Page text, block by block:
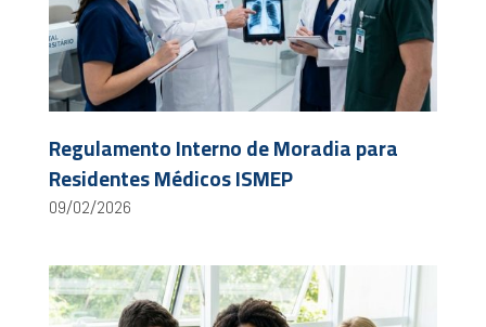
Regulamento Interno de Moradia para
Residentes Médicos ISMEP
09/02/2026